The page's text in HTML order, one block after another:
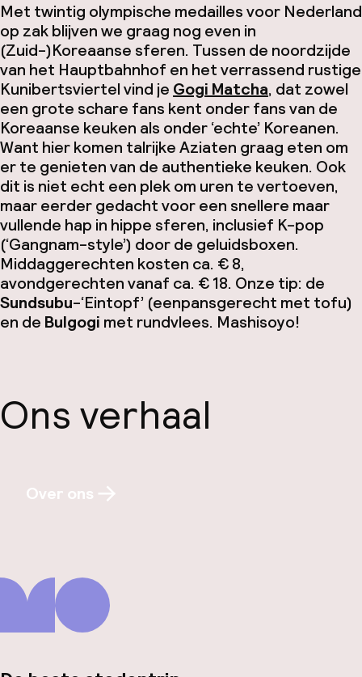
Met twintig olympische medailles voor Nederland
op zak blijven we graag nog even in
(Zuid-)Koreaanse sferen. Tussen de noordzijde
van het Hauptbahnhof en het verrassend rustige
Kunibertsviertel vind je Gogi Matcha, dat zowel
een grote schare fans kent onder fans van de
Koreaanse keuken als onder ‘echte’ Koreanen.
Want hier komen talrijke Aziaten graag eten om
er te genieten van de authentieke keuken. Ook
dit is niet echt een plek om uren te vertoeven,
maar eerder gedacht voor een snellere maar
vullende hap in hippe sferen, inclusief K-pop
(‘Gangnam-style’) door de geluidsboxen.
Middaggerechten kosten ca. € 8,
avondgerechten vanaf ca. € 18. Onze tip: de
Sundsubu-‘Eintopf’ (eenpansgerecht met tofu)
en de Bulgogi met rundvlees. Mashisoyo!
Ons verhaal
Over ons